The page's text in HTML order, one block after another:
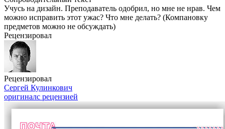
Учусь на дизайн. Преподаватель одобрил, но мне не нрав. Чем
можно исправить этот ужас? Что мне делать? (Компановку
предметов можно не обсуждать)
Рецензировал
Рецензировал
Сергей Кулинкович
оригиналс рецензией